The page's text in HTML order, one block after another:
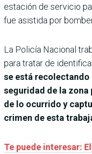
estación de servicio
fue asistida por
La Policía Nacional
para tratar de
se está recolectando
seguridad de la zona
de lo ocurrido y
crimen de esta
Te puede interesar: